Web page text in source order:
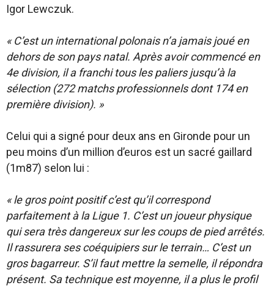
Igor Lewczuk.
« C’est un international polonais n’a jamais joué en
dehors de son pays natal. Après avoir commencé en
4e division, il a franchi tous les paliers jusqu’à la
sélection (272 matchs professionnels dont 174 en
première division). »
Celui qui a signé pour deux ans en Gironde pour un
peu moins d’un million d’euros est un sacré gaillard
(1m87) selon lui :
« le gros point positif c’est qu’il correspond
parfaitement à la Ligue 1. C’est un joueur physique
qui sera très dangereux sur les coups de pied arrêtés.
Il rassurera ses coéquipiers sur le terrain… C’est un
gros bagarreur. S’il faut mettre la semelle, il répondra
présent. Sa technique est moyenne, il a plus le profil